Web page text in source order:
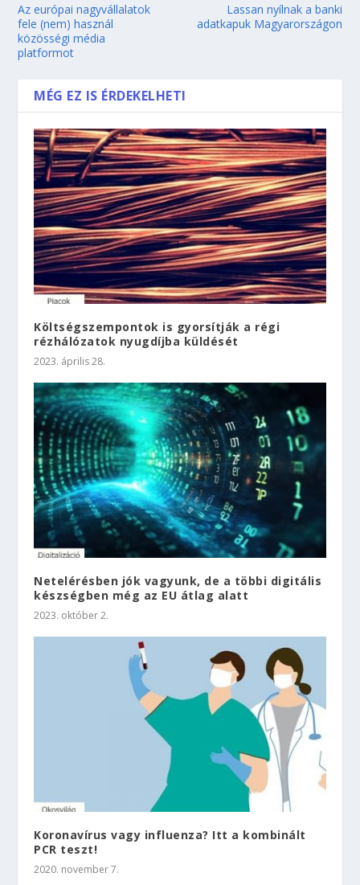
Az európai nagyvállalatok
fele (nem) használ
közösségi média
platformot
Lassan nyílnak a banki
adatkapuk Magyarországon
MÉG EZ IS ÉRDEKELHETI
Költségszempontok is gyorsítják a régi
rézhálózatok nyugdíjba küldését
2023. április 28.
Netelérésben jók vagyunk, de a többi digitális
készségben még az EU átlag alatt
2023. október 2.
Koronavírus vagy influenza? Itt a kombinált
PCR teszt!
2020. november 7.